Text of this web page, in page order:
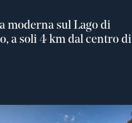
moderna sul Lago di
a soli 4 km dal centro di